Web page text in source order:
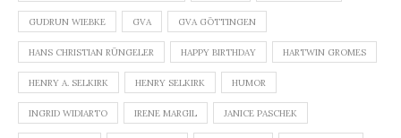
GUDRUN WIEBKE GVA GVA GÖTTINGEN
HANS CHRISTIAN RÜNGELER HAPPY BIRTHDAY HARTWIN GROMES
HENRY A. SELKIRK HENRY SELKIRK HUMOR
INGRID WIDIARTO IRENE MARGIL JANICE PASCHEK